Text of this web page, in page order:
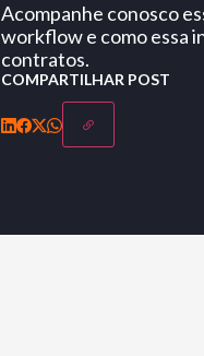
Acompanhe conosco
workflow e como essa
contratos.
COMPARTILHAR POST